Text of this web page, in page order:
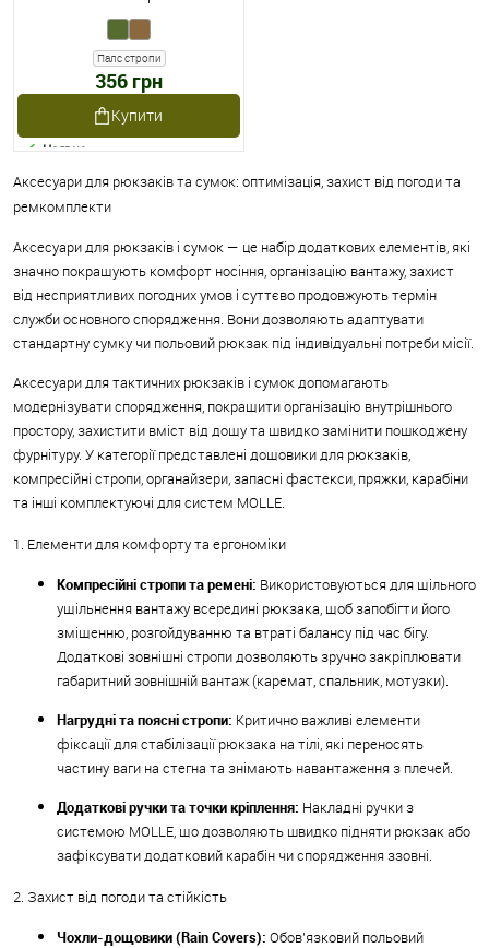
Палс стропи
356 грн
Купити
Наявне
Аксесуари для рюкзаків та сумок: оптимізація, захист від погоди та
ремкомплекти
Аксесуари для рюкзаків і сумок — це набір додаткових елементів, які
значно покращують комфорт носіння, організацію вантажу, захист
від несприятливих погодних умов і суттєво продовжують термін
служби основного спорядження. Вони дозволяють адаптувати
стандартну сумку чи польовий рюкзак під індивідуальні потреби місії.
Аксесуари для тактичних рюкзаків і сумок допомагають
модернізувати спорядження, покращити організацію внутрішнього
простору, захистити вміст від дощу та швидко замінити пошкоджену
фурнітуру. У категорії представлені дощовики для рюкзаків,
компресійні стропи, органайзери, запасні фастекси, пряжки, карабіни
та інші комплектуючі для систем MOLLE.
1. Елементи для комфорту та ергономіки
Компресійні стропи та ремені: Використовуються для щільного
ущільнення вантажу всередині рюкзака, щоб запобігти його
зміщенню, розгойдуванню та втраті балансу під час бігу.
Додаткові зовнішні стропи дозволяють зручно закріплювати
габаритний зовнішній вантаж (каремат, спальник, мотузки).
Нагрудні та поясні стропи: Критично важливі елементи
фіксації для стабілізації рюкзака на тілі, які переносять
частину ваги на стегна та знімають навантаження з плечей.
Додаткові ручки та точки кріплення: Накладні ручки з
системою MOLLE, що дозволяють швидко підняти рюкзак або
зафіксувати додатковий карабін чи спорядження ззовні.
2. Захист від погоди та стійкість
Чохли-дощовики (Rain Covers): Обов'язковий польовий